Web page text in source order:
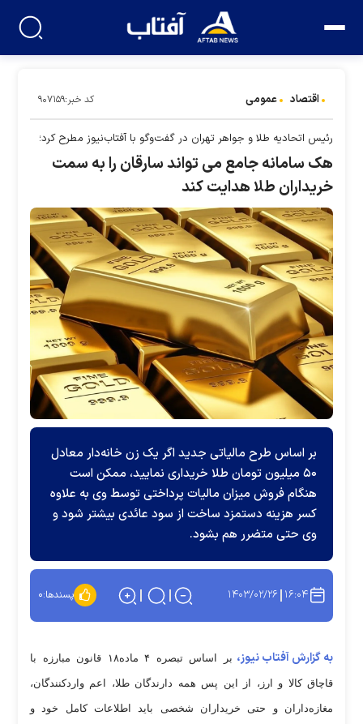
اقتصاد عمومی کد خبر:۹۰۷۱۵۹
رئیس اتحادیه طلا و جواهر تهران در گفت‌وگو با آفتاب‌نیوز مطرح کرد؛
هک سامانه جامع می تواند سارقان را به سمت
خریداران طلا هدایت کند
بر اساس طرح مالیاتی جدید اگر یک زن خانه‌دار معادل
۵۰ میلیون تومان طلا خریداری نمایید، ممکن است
هنگام فروش میزان مالیات پرداختی توسط وی به علاوه
کسر هزینه دستمزد ساخت از سود عائدی بیشتر شود و
وی حتی متضرر هم بشود.
۱۶:۰۴ ۱۴۰۳/۰۲/۲۶ پسندها:۰
به گزارش آفتاب نیوز، بر اساس تبصره ۴ ماده۱۸ قانون مبارزه با
قاچاق کالا و ارز، از این پس همه دارندگان طلا، اعم واردکنندگان،
مغازه‌داران و حتی خریداران شخصی باید اطلاعات کامل خود و